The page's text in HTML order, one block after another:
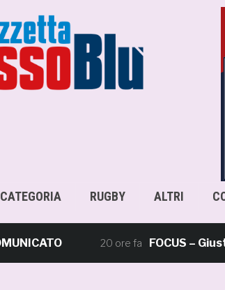
RUGBY ALTRI
20 ore fa FOCUS – Giusto